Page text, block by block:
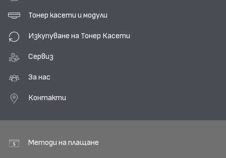
Тонер касети и модули
Изкупуване на Тонер Касети
Сервиз
За нас
Контакти
Методи на плащане